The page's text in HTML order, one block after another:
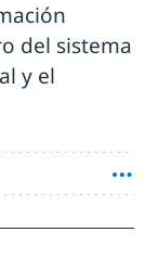
del sistema
y el